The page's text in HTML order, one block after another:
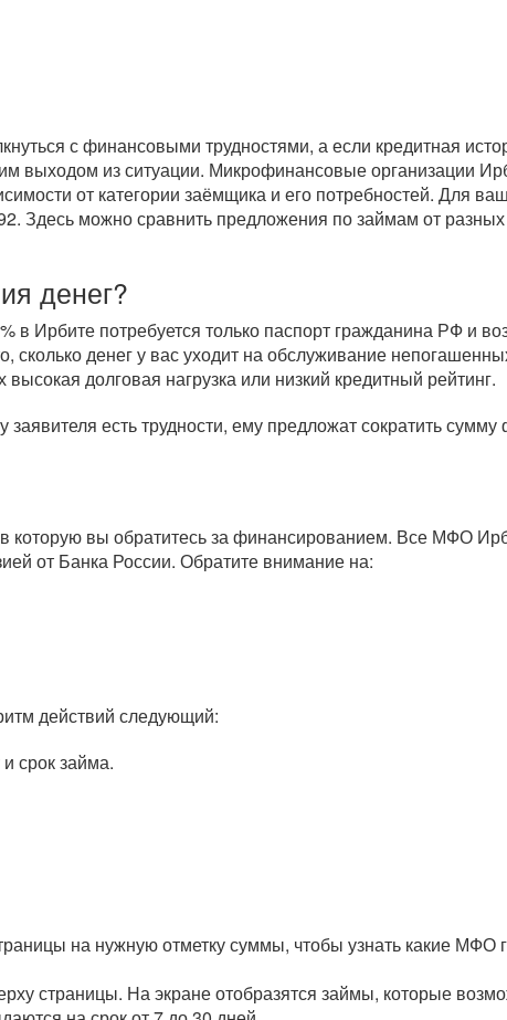
с финансовыми трудностями, а если кредитная
выходом из ситуации. Микрофинансовые организации
от категории заёмщика и его потребностей. Для
Здесь можно сравнить предложения по займам от
денег?
Ирбите потребуется только паспорт гражданина РФ и
сколько денег у вас уходит на обслуживание
долговая нагрузка или низкий кредитный рейтинг.
есть трудности, ему предложат сократить
вы обратитесь за финансированием. Все МФО
от Банка России. Обратите внимание на:
действий следующий:
срок займа.
на нужную отметку суммы, чтобы узнать какие МФО
страницы. На экране отобразятся займы, которые